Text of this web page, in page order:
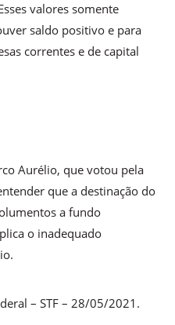
valores somente
saldo positivo e para
correntes e de capital
Aurélio, que votou pela
que a destinação do
a fundo
o inadequado
– STF – 28/05/2021.